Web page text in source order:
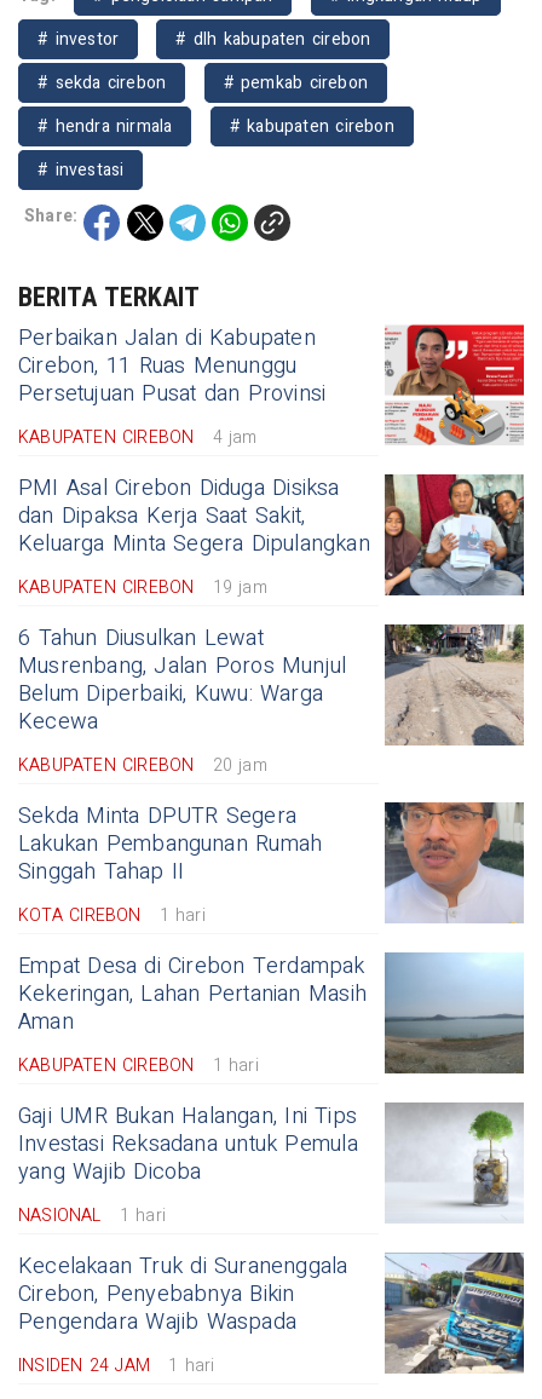
# investor
# dlh kabupaten cirebon
# sekda cirebon
# pemkab cirebon
# hendra nirmala
# kabupaten cirebon
# investasi
Share:
BERITA TERKAIT
Perbaikan Jalan di Kabupaten
Cirebon, 11 Ruas Menunggu
Persetujuan Pusat dan Provinsi
KABUPATEN CIREBON 4 jam
PMI Asal Cirebon Diduga Disiksa
dan Dipaksa Kerja Saat Sakit,
Keluarga Minta Segera Dipulangkan
KABUPATEN CIREBON 19 jam
6 Tahun Diusulkan Lewat
Musrenbang, Jalan Poros Munjul
Belum Diperbaiki, Kuwu: Warga
Kecewa
KABUPATEN CIREBON 20 jam
Sekda Minta DPUTR Segera
Lakukan Pembangunan Rumah
Singgah Tahap II
KOTA CIREBON 1 hari
Empat Desa di Cirebon Terdampak
Kekeringan, Lahan Pertanian Masih
Aman
KABUPATEN CIREBON 1 hari
Gaji UMR Bukan Halangan, Ini Tips
Investasi Reksadana untuk Pemula
yang Wajib Dicoba
NASIONAL 1 hari
Kecelakaan Truk di Suranenggala
Cirebon, Penyebabnya Bikin
Pengendara Wajib Waspada
INSIDEN 24 JAM 1 hari